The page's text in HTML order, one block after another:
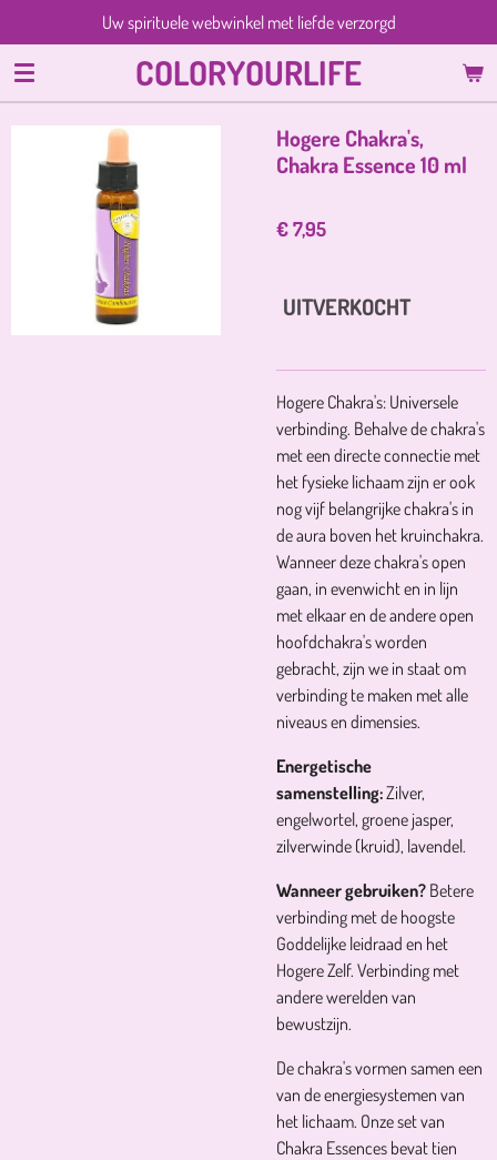
direct
naar
de
hoofdinhoud
COLORYOURLIFE
Uw spirituele webwinkel met liefde verzorgd
Hogere Chakra's,
Chakra Essence 10 ml
€ 7,95
UITVERKOCHT
Hogere Chakra's: Universele
verbinding. Behalve de chakra's
met een directe connectie met
het fysieke lichaam zijn er ook
nog vijf belangrijke chakra's in
de aura boven het kruinchakra.
Wanneer deze chakra's open
gaan, in evenwicht en in lijn
met elkaar en de andere open
hoofdchakra's worden
gebracht, zijn we in staat om
verbinding te maken met alle
niveaus en dimensies.
Energetische
samenstelling:Zilver,
engelwortel, groene jasper,
zilverwinde (kruid), lavendel.
Wanneer gebruiken? Betere
verbinding met de hoogste
Goddelijke leidraad en het
Hogere Zelf. Verbinding met
andere werelden van
bewustzijn.
De chakra's vormen samen een
van de energiesystemen van
het lichaam. Onze set van
Chakra Essences bevat tien